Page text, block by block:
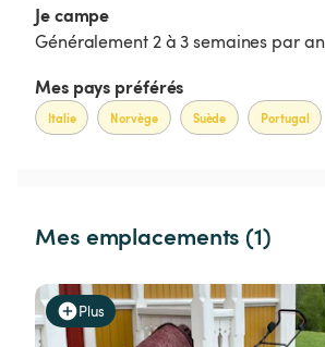
Je campe
Généralement 2 à 3 semaines par an
Mes pays préférés
Italie Norvège Suède Portugal
Mes emplacements (1)
Plus